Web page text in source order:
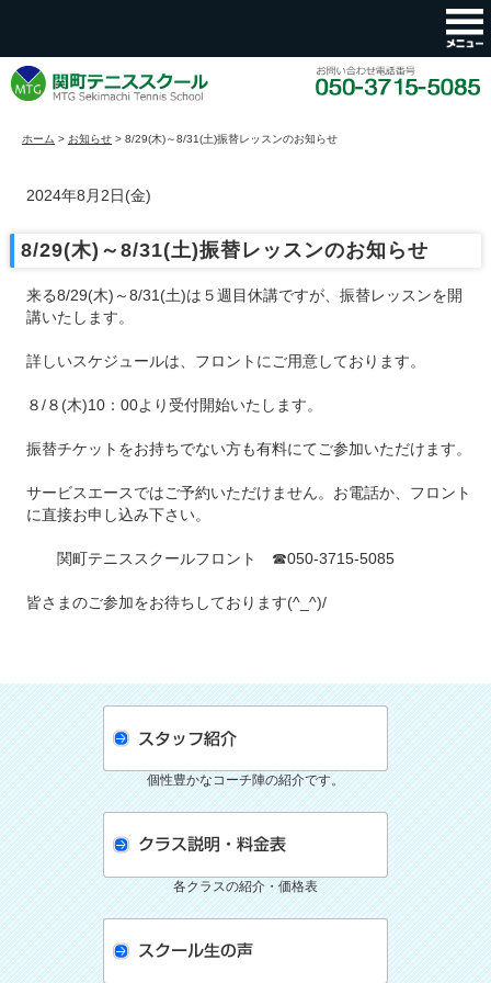
ホーム > お知らせ > 8/29(木)～8/31(土)振替レッスンのお知らせ
2024年8月2日(金)
8/29(木)～8/31(土)振替レッスンのお知らせ
来る8/29(木)～8/31(土)は５週目休講ですが、振替レッスンを開
講いたします。
詳しいスケジュールは、フロントにご用意しております。
８/８(木)10：00より受付開始いたします。
振替チケットをお持ちでない方も有料にてご参加いただけます。
サービスエースではご予約いただけません。お電話か、フロント
に直接お申し込み下さい。
関町テニススクールフロント ☎050-3715-5085
皆さまのご参加をお待ちしております(^_^)/
個性豊かなコーチ陣の紹介です。
各クラスの紹介・価格表